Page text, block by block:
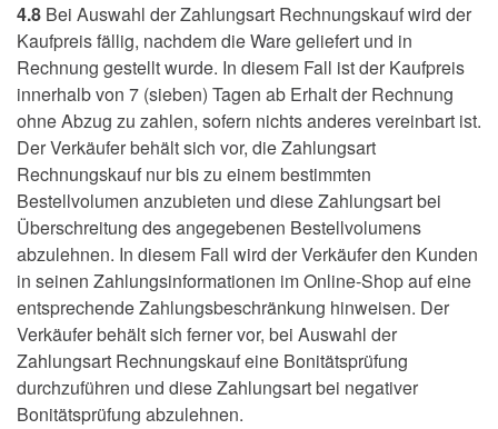
4.8 Bei Auswahl der Zahlungsart Rechnungskauf wird der
Kaufpreis fällig, nachdem die Ware geliefert und in
Rechnung gestellt wurde. In diesem Fall ist der Kaufpreis
innerhalb von 7 (sieben) Tagen ab Erhalt der Rechnung
ohne Abzug zu zahlen, sofern nichts anderes vereinbart ist.
Der Verkäufer behält sich vor, die Zahlungsart
Rechnungskauf nur bis zu einem bestimmten
Bestellvolumen anzubieten und diese Zahlungsart bei
Überschreitung des angegebenen Bestellvolumens
abzulehnen. In diesem Fall wird der Verkäufer den Kunden
in seinen Zahlungsinformationen im Online-Shop auf eine
entsprechende Zahlungsbeschränkung hinweisen. Der
Verkäufer behält sich ferner vor, bei Auswahl der
Zahlungsart Rechnungskauf eine Bonitätsprüfung
durchzuführen und diese Zahlungsart bei negativer
Bonitätsprüfung abzulehnen.